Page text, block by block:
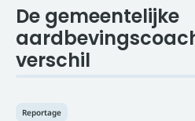
De gemeentelijke
verschil
Reportage